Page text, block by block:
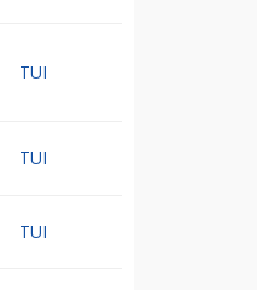
TUI
TUI
TUI